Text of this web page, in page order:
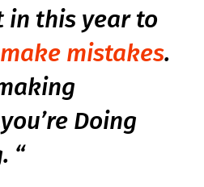
in this year to
mistakes.
Doing
“